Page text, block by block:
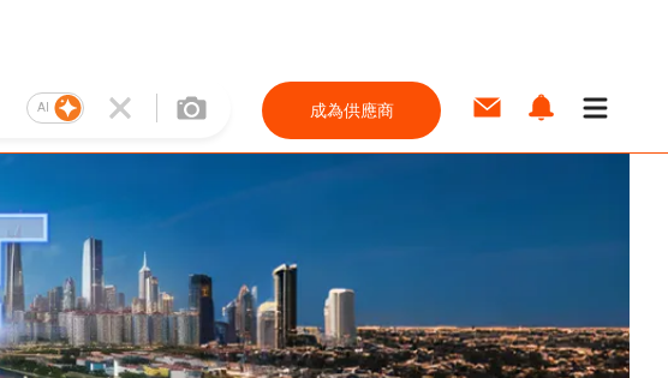
AI 成為供應商